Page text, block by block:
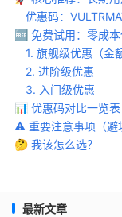
优惠码：
🆓 免费试用：零成
1. 旗舰级优惠（金
2. 进阶级优惠
3. 入门级优惠
📊 优惠码对比一览表
⚠️ 重要注意事项（避
🤔 我该怎么选？
最新文章